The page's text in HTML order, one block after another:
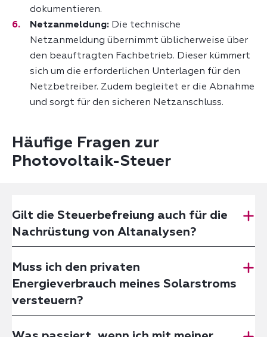
dokumentieren.
Netzanmeldung: Die technische
Netzanmeldung übernimmt üblicherweise über
den beauftragten Fachbetrieb. Dieser kümmert
sich um die erforderlichen Unterlagen für den
Netzbetreiber. Zudem begleitet er die Abnahme
und sorgt für den sicheren Netzanschluss.
Häufige Fragen zur
Photovoltaik-Steuer
Gilt die Steuerbefreiung auch für die
Nachrüstung von Altanalysen?
Muss ich den privaten
Energieverbrauch meines Solarstroms
versteuern?